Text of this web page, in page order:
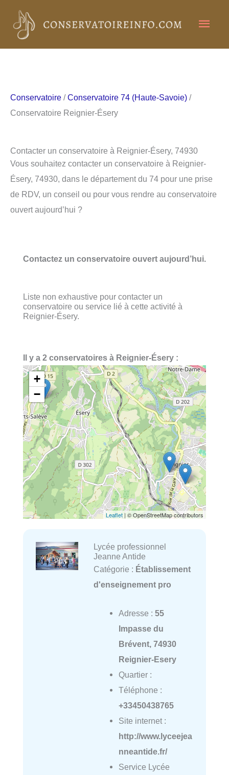
contenu
Conservatoire /Conservatoire 74 (Haute-Savoie) /
Conservatoire Reignier-Ésery
Contacter un conservatoire à Reignier-Ésery, 74930
Vous souhaitez contacter un conservatoire à Reignier-
Ésery, 74930, dans le département du 74 pour une prise
de RDV, un conseil ou pour vous rendre au conservatoire
ouvert aujourd’hui ?
Contactez un conservatoire ouvert aujourd’hui.
Liste non exhaustive pour contacter un
conservatoire ou service lié à cette activité à
Reignier-Ésery.
Il y a 2 conservatoires à Reignier-Ésery :
+
−
Leaflet| © OpenStreetMap contributors
Lycée professionnel
Jeanne Antide
Catégorie : Établissement
d'enseignement pro
Adresse : 55
Impasse du
Brévent, 74930
Reignier-Esery
Quartier :
Téléphone :
+33450438765
Site internet :
http://www.lyceejea
nneantide.fr/
Service Lycée